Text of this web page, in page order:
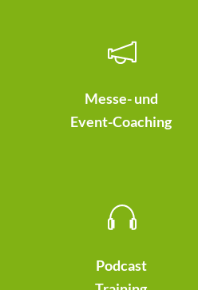
Messe- und
Event-Coaching
Podcast